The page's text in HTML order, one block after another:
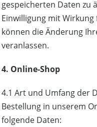
gespeicherten Daten zu
Einwilligung mit
können die Änderung
veranlassen.
4. Online-Shop
4.1 Art und Umfang der
Bestellung in unserem
folgende Daten: